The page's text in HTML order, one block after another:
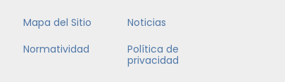
Mapa del Sitio
Noticias
Normatividad
Política de
privacidad